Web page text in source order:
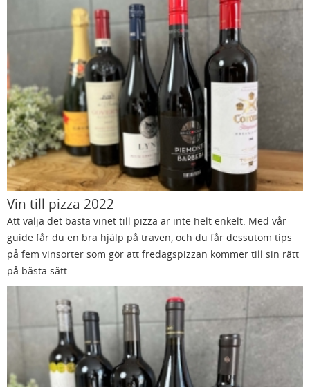
Vin till pizza 2022
Att välja det bästa vinet till pizza är inte helt enkelt. Med vår
guide får du en bra hjälp på traven, och du får dessutom tips
på fem vinsorter som gör att fredagspizzan kommer till sin rätt
på bästa sätt.